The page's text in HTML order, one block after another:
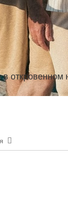
откровенном